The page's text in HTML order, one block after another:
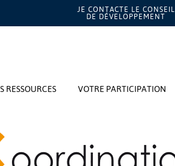
JE CONTACTE LE CONSEIL
DE DÉVELOPPEMENT
RESSOURCES VOTRE PARTICIPATION